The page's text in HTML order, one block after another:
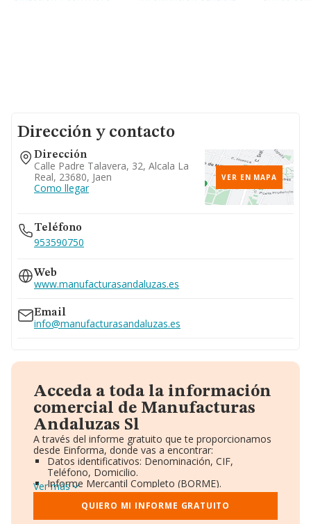
Dirección y contacto
Dirección
Calle Padre Talavera, 32, Alcala La
Real, 23680, Jaen
Como llegar
VER EN MAPA
Teléfono
953590750
Web
www.manufacturasandaluzas.es
Email
info@manufacturasandaluzas.es
Acceda a toda la información
comercial de Manufacturas
Andaluzas Sl
A través del informe gratuito que te proporcionamos
desde Einforma, donde vas a encontrar:
Datos identificativos: Denominación, CIF,
Teléfono, Domicilio.
Informe Mercantil Completo (BORME).
Gráficos de Evolución Ventas y Empleados.
Consejo de Administración y Administradores.
Directivos y Ejecutivos.
Ver más
QUIERO MI INFORME GRATUITO